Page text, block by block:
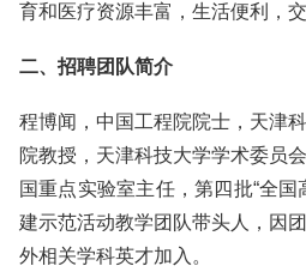
育和医疗资源丰富，生活便利，交
二、招聘团队简介
程博闻，中国工程院院士，天津
院教授，天津科技大学学术委员
国重点实验室主任，第四批“全国
建示范活动教学团队带头人，因
外相关学科英才加入。